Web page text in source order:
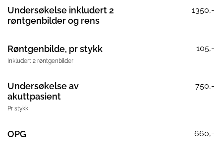
Undersøkelse inkludert 2
røntgenbilder og rens
1350,-
Røntgenbilde, pr stykk 105,-
Inkludert 2 røntgenbilder
Undersøkelse av
akuttpasient
750,-
Pr stykk
OPG 660,-